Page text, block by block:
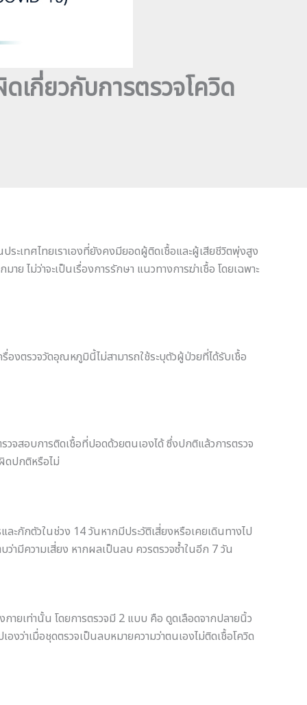
เกี่ยวกับการตรวจโควิด
ระเทศไทยเราเองที่ยังคงมียอดผู้ติดเชื้อและผู้เสียชีวิตพุ่งสูง
ไม่ว่าจะเป็นเรื่องการรักษา แนวทางการฆ่าเชื้อ โดยเฉพาะ
องตรวจวัดอุณหภูมินี้ไม่สามารถใช้ระบุตัวผู้ป่วยที่ได้รับเชื้อ
จสอบการติดเชื้อที่ปอดด้วยตนเองได้ ซึ่งปกติแล้วการตรวจ
ดปกติหรือไม่
และกักตัวในช่วง 14 วันหากมีประวัติเสี่ยงหรือเคยเดินทางไป
ามีความเสี่ยง หากผลเป็นลบ ควรตรวจซ้ำในอีก 7 วัน
ายเท่านั้น โดยการตรวจมี 2 แบบ คือ ดูดเลือดจากปลายนิ้ว
งว่าเมื่อชุดตรวจเป็นลบหมายความว่าตนเองไม่ติดเชื้อโควิด